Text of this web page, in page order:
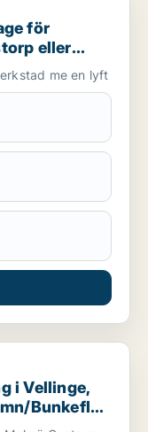
i Svalöv,
för
eller
me en lyft
Malmö Centrum
i Vellinge,
Bunkeflo